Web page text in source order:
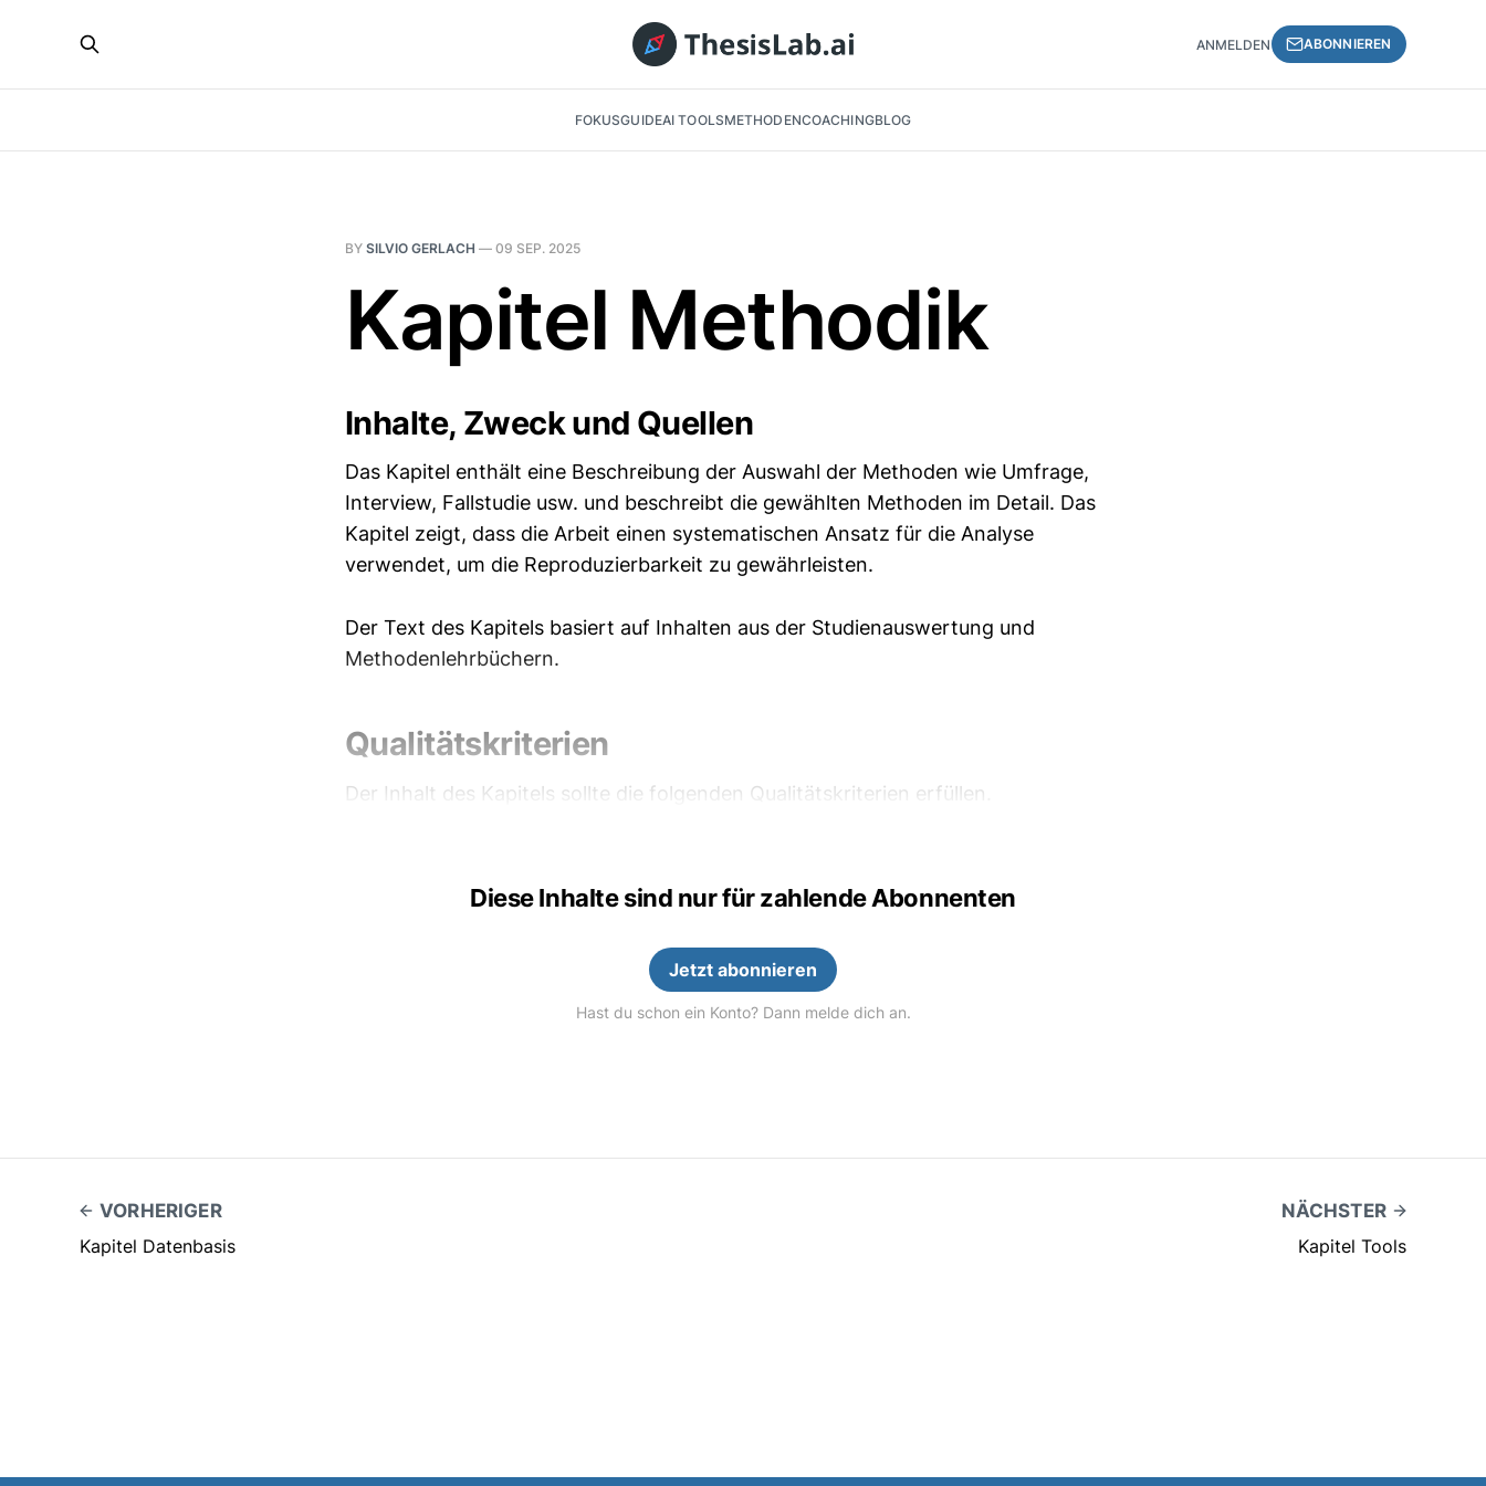
FOKUSGUIDEAI TOOLSMETHODENCOACHINGBLOG
ANMELDEN ABONNIEREN
BY SILVIO GERLACH — 09 SEP. 2025
Kapitel Methodik
Inhalte, Zweck und Quellen
Das Kapitel enthält eine Beschreibung der Auswahl der Methoden wie Umfrage,
Interview, Fallstudie usw. und beschreibt die gewählten Methoden im Detail. Das
Kapitel zeigt, dass die Arbeit einen systematischen Ansatz für die Analyse
verwendet, um die Reproduzierbarkeit zu gewährleisten.
Der Text des Kapitels basiert auf Inhalten aus der Studienauswertung und
Methodenlehrbüchern.
Qualitätskriterien
Der Inhalt des Kapitels sollte die folgenden Qualitätskriterien erfüllen.
Diese Inhalte sind nur für zahlende Abonnenten
Jetzt abonnieren
Hast du schon ein Konto? Dann melde dich an.
VORHERIGER
Kapitel Datenbasis
NÄCHSTER
Kapitel Tools